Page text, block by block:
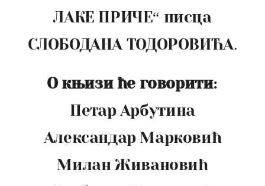
ЛАКЕ ПРИЧЕ“ писца
СЛОБОДАНА ТОДОРОВИЋА.
О књизи ће говорити:
Петар Арбутина
Александар Марковић
Милан Живановић